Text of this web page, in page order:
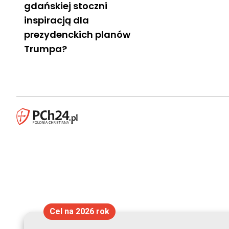
gdańskiej stoczni
inspiracją dla
prezydenckich planów
Trumpa?
Cel na 2026 rok